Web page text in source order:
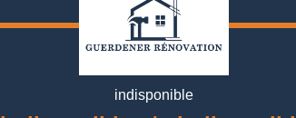
indisponible